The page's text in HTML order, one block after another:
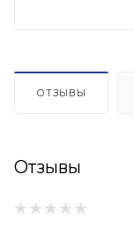
ОТЗЫВЫ
Отзывы